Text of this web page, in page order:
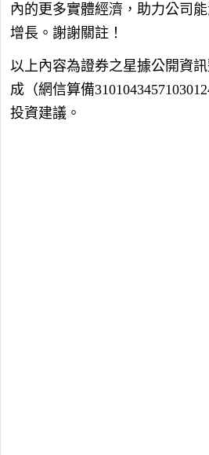
內的更多實體經濟，助力公司
增長。謝謝關註！
以上內容為證券之星據公開資
成（網信算備
投資建議。